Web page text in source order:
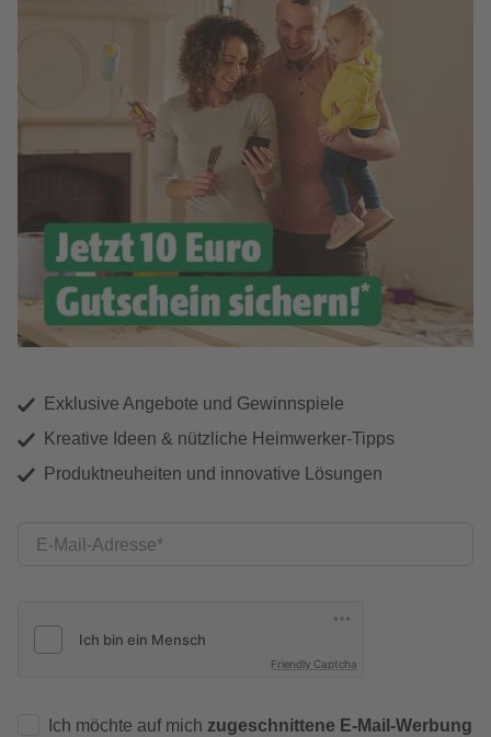
Exklusive Angebote und Gewinnspiele
Kreative Ideen & nützliche Heimwerker-Tipps
Produktneuheiten und innovative Lösungen
E-Mail-Adresse
Friendly Captcha
Ich möchte auf mich zugeschnittene E-Mail-Werbung